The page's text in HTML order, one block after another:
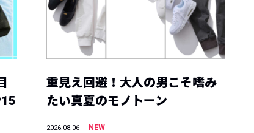
重見え回避！大人の男こそ嗜み
たい真夏のモノトーン
2026.08.06
NEW